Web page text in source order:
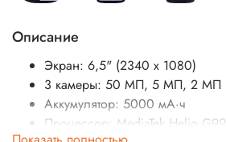
Описание
Экран: 6,5" (2340 x 1080)
3 камеры: 50 МП, 5 МП, 2 МП
Аккумулятор: 5000 мА·ч
Процессор: MediaTek Helio G99